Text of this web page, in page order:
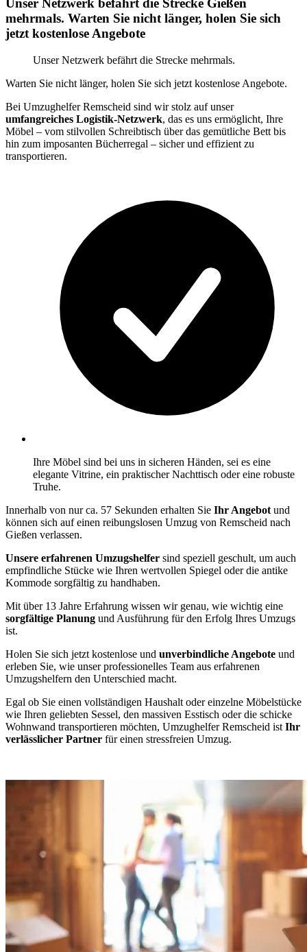
Unser Netzwerk befährt die Strecke Gießen
mehrmals. Warten Sie nicht länger, holen Sie sich
jetzt kostenlose Angebote
Unser Netzwerk befährt die Strecke mehrmals.
Warten Sie nicht länger, holen Sie sich jetzt kostenlose Angebote.
Bei Umzughelfer Remscheid sind wir stolz auf unser
umfangreiches Logistik-Netzwerk, das es uns ermöglicht, Ihre
Möbel – vom stilvollen Schreibtisch über das gemütliche Bett bis
hin zum imposanten Bücherregal – sicher und effizient zu
transportieren.
Ihre Möbel sind bei uns in sicheren Händen, sei es eine
elegante Vitrine, ein praktischer Nachttisch oder eine robuste
Truhe.
Innerhalb von nur ca. 57 Sekunden erhalten Sie Ihr Angebot und
können sich auf einen reibungslosen Umzug von Remscheid nach
Gießen verlassen.
Unsere erfahrenen Umzugshelfer sind speziell geschult, um auch
empfindliche Stücke wie Ihren wertvollen Spiegel oder die antike
Kommode sorgfältig zu handhaben.
Mit über 13 Jahre Erfahrung wissen wir genau, wie wichtig eine
sorgfältige Planung und Ausführung für den Erfolg Ihres Umzugs
ist.
Holen Sie sich jetzt kostenlose und unverbindliche Angebote und
erleben Sie, wie unser professionelles Team aus erfahrenen
Umzugshelfern den Unterschied macht.
Egal ob Sie einen vollständigen Haushalt oder einzelne Möbelstücke
wie Ihren geliebten Sessel, den massiven Esstisch oder die schicke
Wohnwand transportieren möchten, Umzughelfer Remscheid ist Ihr
verlässlicher Partner für einen stressfreien Umzug.